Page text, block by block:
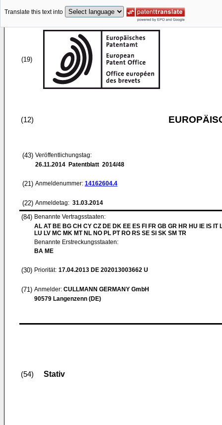
Translate this text into
(19)
(12)
(43) Veröffentlichungstag:
26.11.2014 Patentblatt 2014/48
(21) Anmeldenummer: 14162604.4
(22) Anmeldetag: 31.03.2014
(84) Benannte Vertragsstaaten:
AL AT BE BG CH CY CZ DE DK EE ES FI FR GB GR HR HU IE IS IT
LU LV MC MK MT NL NO PL PT RO RS SE SI SK SM TR
Benannte Erstreckungsstaaten:
BA ME
(30) Priorität: 17.04.2013 DE 202013003662 U
(71) Anmelder: CULLMANN GERMANY GmbH
90579 Langenzenn (DE)
(54) Stativ